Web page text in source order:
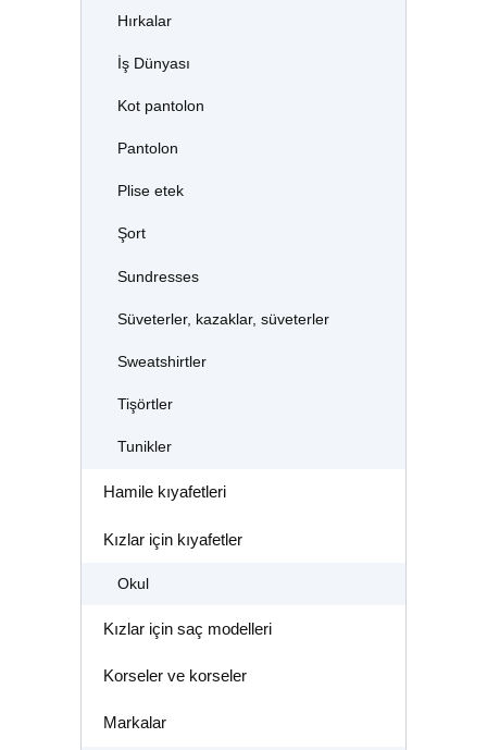
Hırkalar
İş Dünyası
Kot pantolon
Pantolon
Plise etek
Şort
Sundresses
Süveterler, kazaklar, süveterler
Sweatshirtler
Tişörtler
Tunikler
Hamile kıyafetleri
Kızlar için kıyafetler
Okul
Kızlar için saç modelleri
Korseler ve korseler
Markalar